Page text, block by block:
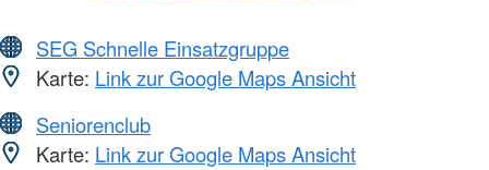
SEG Schnelle Einsatzgruppe
Karte: Link zur Google Maps Ansicht
Seniorenclub
Karte: Link zur Google Maps Ansicht